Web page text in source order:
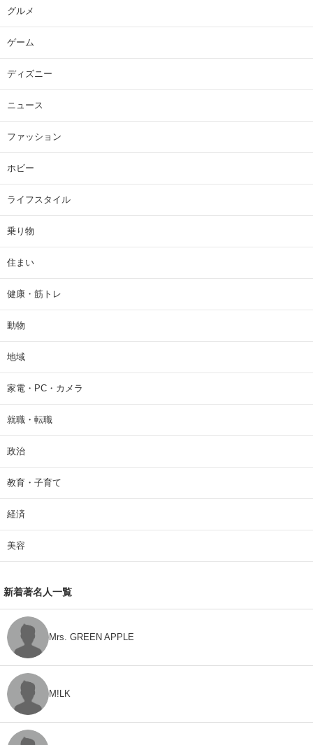
グルメ
ゲーム
ディズニー
ニュース
ファッション
ホビー
ライフスタイル
乗り物
住まい
健康・筋トレ
動物
地域
家電・PC・カメラ
就職・転職
政治
教育・子育て
経済
美容
新着著名人一覧
Mrs. GREEN APPLE
M!LK